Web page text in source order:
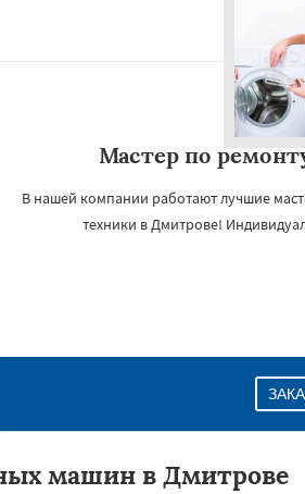
Мастер по
В нашей компании работают лучшие
техники в Дмитрове!
машин в Дмитрове